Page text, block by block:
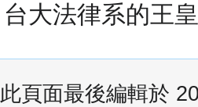
台大法律系的王
此頁面最後編輯於